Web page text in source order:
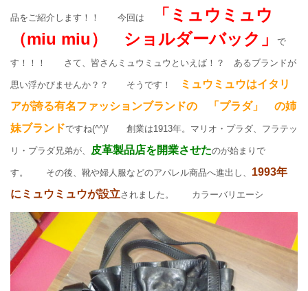
品をご紹介します！！ 今回は
「ミュウミュウ
（miu miu） ショルダーバック」
で
す！！！ さて、皆さんミュウミュウといえば！？ あるブランドが
思い浮かびませんか？？ そうです！
ミュウミュウはイタリ
アが誇る有名ファッションブランドの 「プラダ」 の姉
妹ブランドですね(^^)/ 創業は1913年。マリオ・プラダ、フラテッ
リ・プラダ兄弟が、 皮革製品店を開業させたのが始まりで
す。 その後、靴や婦人服などのアパレル商品へ進出し、 1993年
にミュウミュウが設立されました。 カラーバリエーシ